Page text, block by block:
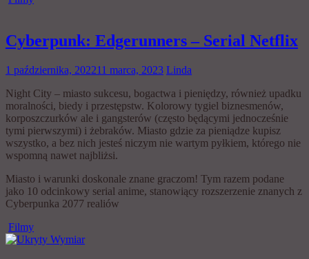
Cyberpunk: Edgerunners – Serial Netflix
1 października, 202211 marca, 2023 Linda
Night City – miasto sukcesu, bogactwa i pieniędzy, również upadku
moralności, biedy i przestępstw. Kolorowy tygiel biznesmenów,
korposzczurków ale i gangsterów (często będącymi jednocześnie
tymi pierwszymi) i żebraków. Miasto gdzie za pieniądze kupisz
wszystko, a bez nich jesteś niczym nie wartym pyłkiem, którego nie
wspomną nawet najbliżsi.
Miasto i warunki doskonale znane graczom! Tym razem podane
jako 10 odcinkowy serial anime, stanowiący rozszerzenie znanych z
Cyberpunka 2077 realiów
Filmy